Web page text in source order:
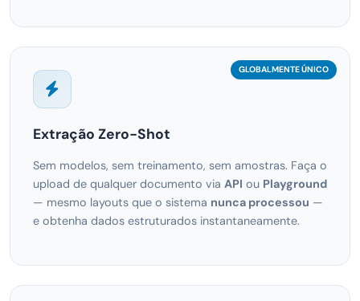
GLOBALMENTE ÚNICO
Extração Zero-Shot
Sem modelos, sem treinamento, sem amostras. Faça o
upload de qualquer documento via API ou Playground
— mesmo layouts que o sistema nunca processou —
e obtenha dados estruturados instantaneamente.